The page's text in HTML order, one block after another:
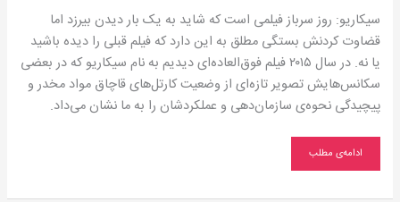
سیکاریو: ‌روز سرباز فیلمی است که شاید به یک بار دیدن بیرزد اما
قضاوت کردنش بستگی مطلق به این دارد که فیلم قبلی را دیده‌ باشید
یا نه. در سال ۲۰۱۵ فیلم فوق‌العاده‌ای دیدیم به نام سیکاریو که در بعضی
سكانس‌هایش تصویر تازه‌ای از وضعیت كارتل‌های قاچاق مواد مخدر و
پیچیدگی نحوه‌ی سازمان‌دهی و عملكردشان را به ما نشان می‌داد.
ادامه‌ی مطلب